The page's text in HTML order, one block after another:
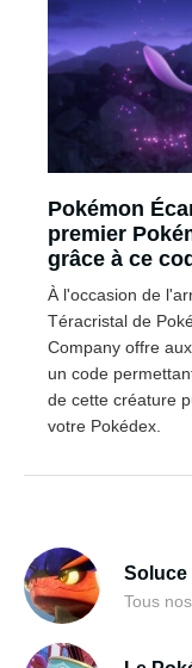
Pokémon
premier
grâce à ce
À l'occasion de
Téracristal de
Company offre
un code
de cette créature
votre Pokédex.
Soluce
Tous